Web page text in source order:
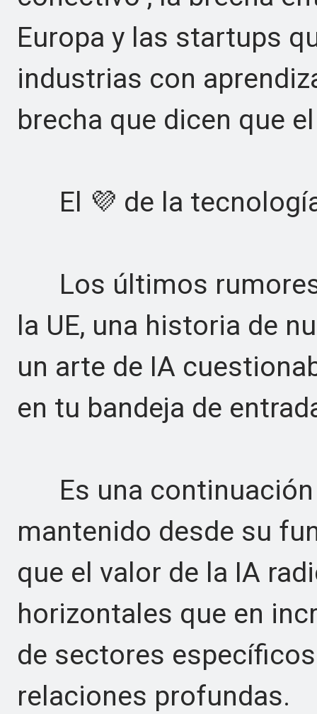
Europa y las startups
industrias con
brecha que dicen que
El 💜 de la
Los últimos rumores
la UE, una historia de
un arte de IA
en tu bandeja de
Es una continuación
mantenido desde su
que el valor de la IA
horizontales que en
de sectores
relaciones profundas.